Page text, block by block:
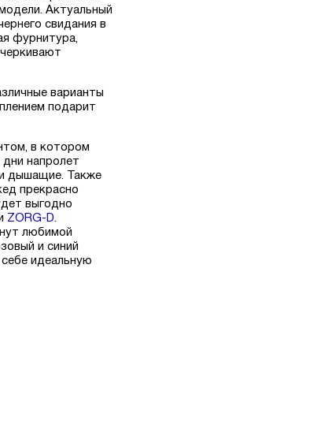
Актуальный
свидания в
фурнитура,
варианты
подарит
в котором
напролет
и дышащие. Также
прекрасно
выгодно
ZORG-D.
любимой
и синий
идеальную